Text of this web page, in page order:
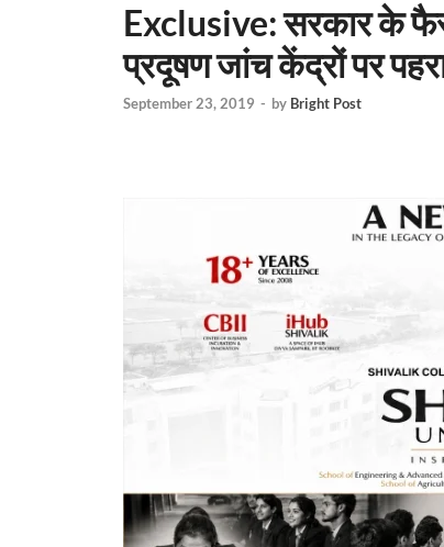
Exclusive: सरकार के
प्रदूषण जांच केंद्रों पर
September 23, 2019 - by Bright Post